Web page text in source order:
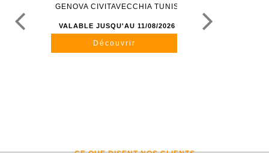
GENOVA CIVITAVECCHIA TUNIS
VALABLE JUSQU'AU 11/08/2026
Découvrir